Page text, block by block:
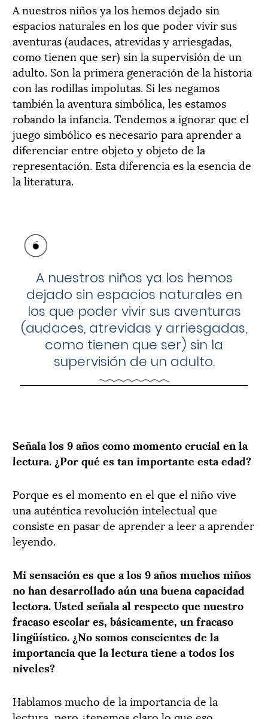
A nuestros niños ya los hemos dejado sin
espacios naturales en los que poder vivir sus
aventuras (audaces, atrevidas y arriesgadas,
como tienen que ser) sin la supervisión de un
adulto. Son la primera generación de la historia
con las rodillas impolutas. Si les negamos
también la aventura simbólica, les estamos
robando la infancia. Tendemos a ignorar que el
juego simbólico es necesario para aprender a
diferenciar entre objeto y objeto de la
representación. Esta diferencia es la esencia de
la literatura.
A nuestros niños ya los hemos
dejado sin espacios naturales en
los que poder vivir sus aventuras
(audaces, atrevidas y arriesgadas,
como tienen que ser) sin la
supervisión de un adulto.
Señala los 9 años como momento crucial en la
lectura. ¿Por qué es tan importante esta edad?
Porque es el momento en el que el niño vive
una auténtica revolución intelectual que
consiste en pasar de aprender a leer a aprender
leyendo.
Mi sensación es que a los 9 años muchos niños
no han desarrollado aún una buena capacidad
lectora. Usted señala al respecto que nuestro
fracaso escolar es, básicamente, un fracaso
lingüístico. ¿No somos conscientes de la
importancia que la lectura tiene a todos los
niveles?
Hablamos mucho de la importancia de la